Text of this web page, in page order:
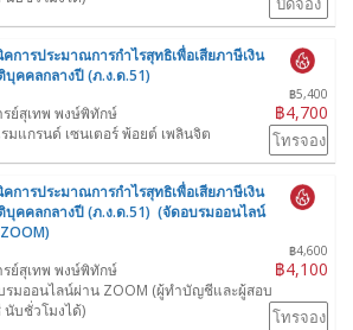
คการประมาณการกำไรสุทธิเพื่อเสียภาษีเงิน
บุคคลกลางปี (ภ.ง.ด.51)
฿5,400
฿4,700
รย์สุเทพ พงษ์พิทักษ์
มแกรนด์ เซนเตอร์ พ้อยต์ เพลินจิต
โทรจอง
คการประมาณการกำไรสุทธิเพื่อเสียภาษีเงิน
บุคคลกลางปี (ภ.ง.ด.51) (จัดอบรมออนไลน์
฿4,600
฿4,100
รย์สุเทพ พงษ์พิทักษ์
รมออนไลน์ผ่าน ZOOM (ผู้ทำบัญชีและผู้สอบ
บชั่วโมงได้)
โทรจอง